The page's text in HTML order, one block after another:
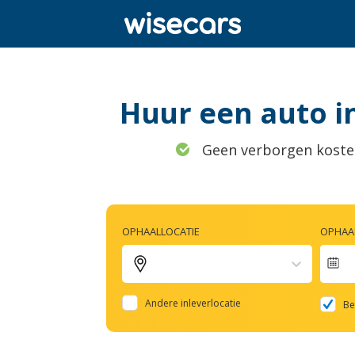
Huur een auto
Geen verborgen
OPHAALLOCATIE
Andere inleverlocatie
to